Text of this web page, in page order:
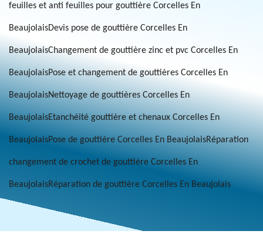
feuilles et anti feuilles pour gouttière Corcelles En
BeaujolaisDevis pose de gouttière Corcelles En
BeaujolaisChangement de gouttière zinc et pvc Corcelles En
BeaujolaisPose et changement de gouttières Corcelles En
BeaujolaisNettoyage de gouttières Corcelles En
BeaujolaisEtanchéité gouttière et chenaux Corcelles En
BeaujolaisPose de gouttière Corcelles En BeaujolaisRéparation
changement de crochet de gouttière Corcelles En
BeaujolaisRéparation de gouttière Corcelles En Beaujolais